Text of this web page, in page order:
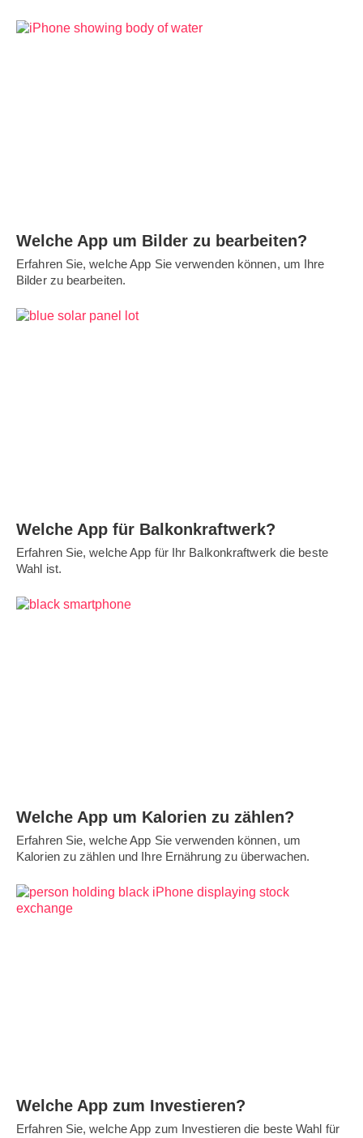
Welche App um Bilder zu bearbeiten?
Erfahren Sie, welche App Sie verwenden können, um Ihre
Bilder zu bearbeiten.
Welche App für Balkonkraftwerk?
Erfahren Sie, welche App für Ihr Balkonkraftwerk die beste
Wahl ist.
Welche App um Kalorien zu zählen?
Erfahren Sie, welche App Sie verwenden können, um
Kalorien zu zählen und Ihre Ernährung zu überwachen.
Welche App zum Investieren?
Erfahren Sie, welche App zum Investieren die beste Wahl für